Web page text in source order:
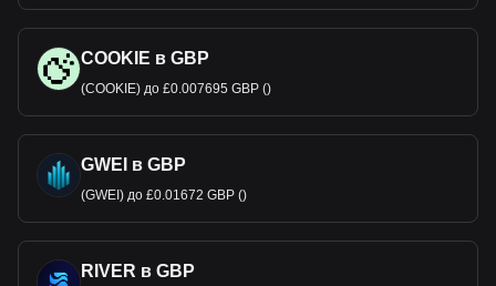
COOKIE в GBP
(COOKIE) до £0.007695 GBP ()
GWEI в GBP
(GWEI) до £0.01672 GBP ()
RIVER в GBP